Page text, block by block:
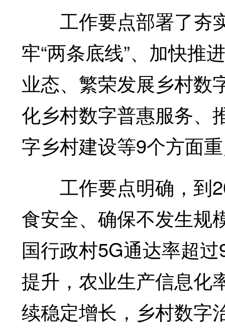
工作要点部署了夯
牢“两条底线”、加快推
业态、繁荣发展乡村数
化乡村数字普惠服务、
字乡村建设等9个方面
工作要点明确，到
食安全、确保不发生规
国行政村5G通达率超
提升，农业生产信息化
续稳定增长，乡村数字